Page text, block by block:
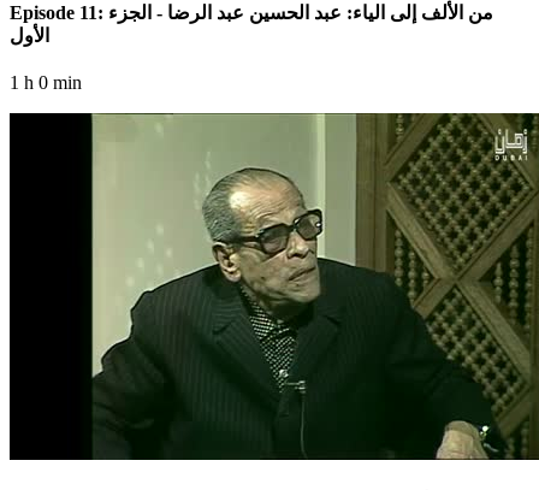
Episode 11: من الألف إلى الياء: عبد الحسين عبد الرضا - الجزء
الأول
1 h 0 min